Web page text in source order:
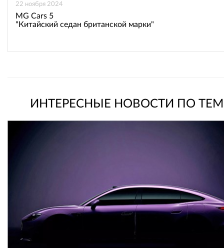
22 ноября 2024
MG Cars 5
"Китайский седан британской марки"
ИНТЕРЕСНЫЕ НОВОСТИ ПО